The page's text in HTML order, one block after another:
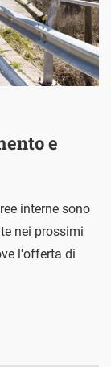
e
interne sono
nei prossimi
l'offerta di